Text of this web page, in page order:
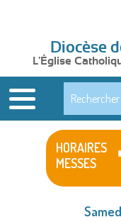
Diocèse
L'Église
HORAIRES
MESSES